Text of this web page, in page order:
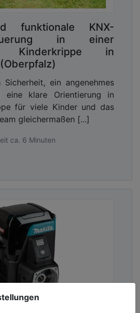
funktionale KNX-
in einer
Kinderkrippe in
ein angenehmes
eine klare Orientierung in
für viele Kinder und das
gleichermaßen [...]
ca. 6 Minuten